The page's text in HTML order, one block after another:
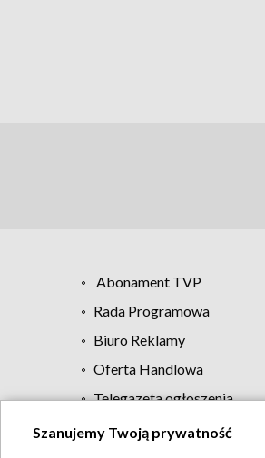
Abonament TVP
Rada Programowa
Biuro Reklamy
Oferta Handlowa
Telegazeta ogłoszenia
Szanujemy Twoją prywatność